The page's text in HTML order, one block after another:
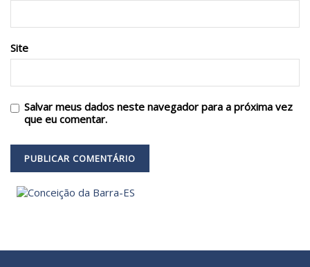
Site
Salvar meus dados neste navegador para a próxima vez
que eu comentar.